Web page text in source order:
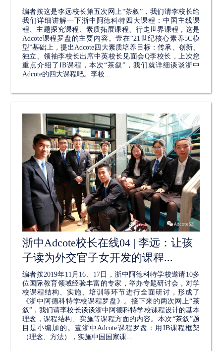
编者按这是李远校长第五次网上“茶叙”，我们请李校长给
我们详细讲解一下浙中阿德科特四大课程：中国主线课
程、主题探究课程、素质拓展课程、行走世界课程，这是
Adcote课程罗盘的主要内容。壹在“21世纪核心素养5C模
型”基础上，提出Adcote四大素质培养目标：传承、创新、
独立、领袖李校长出席中英校长见面会Q李校长，上次您
重点介绍了IB课程，本次“茶叙”，我们就详细谈谈浙中
Adcote的四大课程吧。李校...
浙中Adcote校长在线04 | 李远：让孩
子读为外交官子女开发的课程...
编者按2019年11月16、17日，浙中阿德科特学校邀请10多
位国际教育领域经验丰富的专家，举办专题研讨会，对学
校课程结构、实施、培训等环节进行全面研讨，形成了
《浙中阿德科特学校课程罗盘》。接下来的两次网上“茶
叙”，我们请李校长谈谈浙中阿德科特学校课程设计的基本
理念，课程结构、实施等课程方面的内容。本次“茶叙”题
目是小编加的。壹浙中Adcote课程罗盘：用IB课程框架
（理念、方法），实施中国国家课...